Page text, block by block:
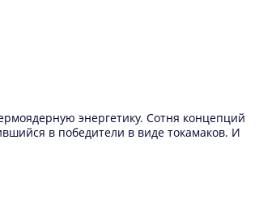
энергетику. Сотня концепций
в победители в виде токамаков. И